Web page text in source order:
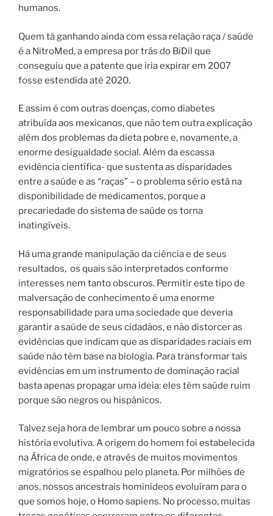
humanos.
Quem tá ganhando ainda com essa relação raça / saúde
é a NitroMed, a empresa por trás do BiDil que
conseguiu que a patente que iria expirar em 2007
fosse estendida até 2020.
E assim é com outras doenças, como diabetes
atribuída aos mexicanos, que não tem outra explicação
além dos problemas da dieta pobre e, novamente, a
enorme desigualdade social. Além da escassa
evidência científica- que sustenta as disparidades
entre a saúde e as “raças” – o problema sério está na
disponibilidade de medicamentos, porque a
precariedade do sistema de saúde os torna
inatingíveis.
Há uma grande manipulação da ciência e de seus
resultados, os quais são interpretados conforme
interesses nem tanto obscuros. Permitir este tipo de
malversação de conhecimento é uma enorme
responsabilidade para uma sociedade que deveria
garantir a saúde de seus cidadãos, e não distorcer as
evidências que indicam que as disparidades raciais em
saúde não têm base na biologia. Para transformar tais
evidências em um instrumento de dominação racial
basta apenas propagar uma ideia: eles têm saúde ruim
porque são negros ou hispânicos.
Talvez seja hora de lembrar um pouco sobre a nossa
história evolutiva. A origem do homem foi estabelecida
na África de onde, e através de muitos movimentos
migratórios se espalhou pelo planeta. Por milhões de
anos, nossos ancestrais hominídeos evoluíram para o
que somos hoje, o Homo sapiens. No processo, muitas